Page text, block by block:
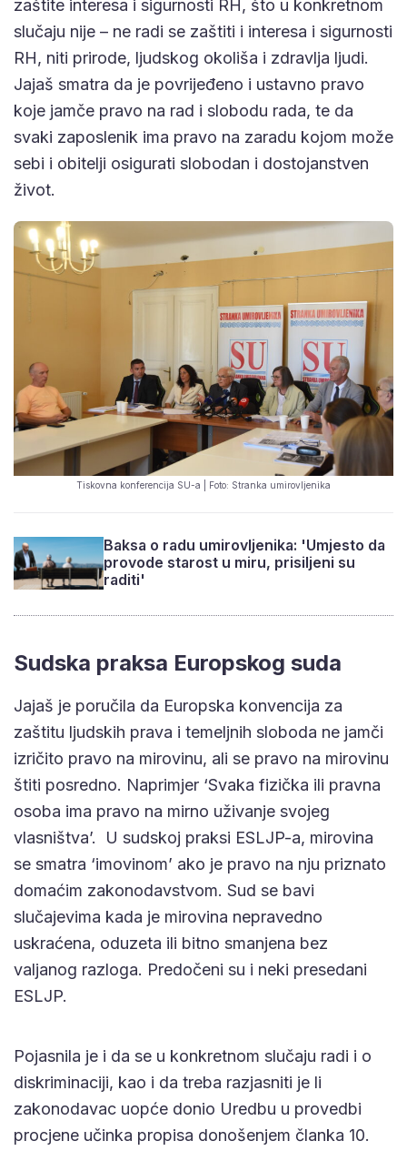
zaštite interesa i sigurnosti RH, što u konkretnom
slučaju nije – ne radi se zaštiti i interesa i sigurnosti
RH, niti prirode, ljudskog okoliša i zdravlja ljudi.
Jajaš smatra da je povrijeđeno i ustavno pravo
koje jamče pravo na rad i slobodu rada, te da
svaki zaposlenik ima pravo na zaradu kojom može
sebi i obitelji osigurati slobodan i dostojanstven
život.
Tiskovna konferencija SU-a | Foto: Stranka umirovljenika
Baksa o radu umirovljenika: 'Umjesto da
provode starost u miru, prisiljeni su
raditi'
Sudska praksa Europskog suda
Jajaš je poručila da Europska konvencija za
zaštitu ljudskih prava i temeljnih sloboda ne jamči
izričito pravo na mirovinu, ali se pravo na mirovinu
štiti posredno. Naprimjer ‘Svaka fizička ili pravna
osoba ima pravo na mirno uživanje svojeg
vlasništva’. U sudskoj praksi ESLJP-a, mirovina
se smatra ‘imovinom’ ako je pravo na nju priznato
domaćim zakonodavstvom. Sud se bavi
slučajevima kada je mirovina nepravedno
uskraćena, oduzeta ili bitno smanjena bez
valjanog razloga. Predočeni su i neki presedani
ESLJP.
Pojasnila je i da se u konkretnom slučaju radi i o
diskriminaciji, kao i da treba razjasniti je li
zakonodavac uopće donio Uredbu u provedbi
procjene učinka propisa donošenjem članka 10.